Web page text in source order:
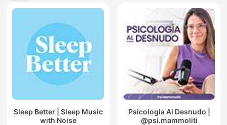
Sleep Better | Sleep Music
with Noise
Psicologia Al Desnudo |
@psi.mammoliti